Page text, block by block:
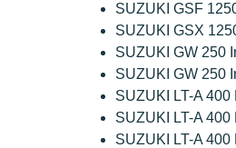
SUZUKI GSF
SUZUKI GSX
SUZUKI GW 250
SUZUKI GW 250
SUZUKI LT-A
SUZUKI LT-A
SUZUKI LT-A